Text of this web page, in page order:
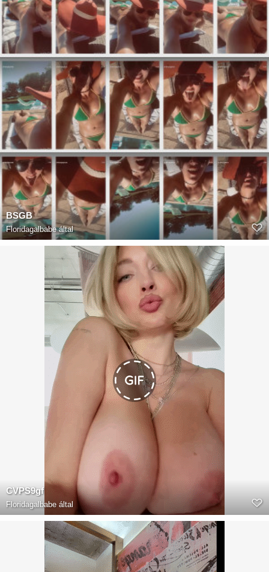
BSGB
Floridagalbabeáltal
CVPS9gf
Floridagalbabeáltal